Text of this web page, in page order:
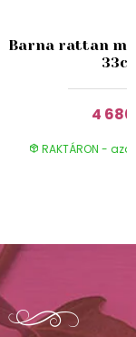
Barna rattan
4
RAKTÁRON -